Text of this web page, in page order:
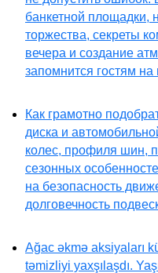
банкетной площадки,
торжества, секреты
вечера и создание
запомнится гостям на
Как грамотно
диска и
колес, профиля шин,
сезонных
на безопасность
долговечность
Ağac əkmə aksiyaları
təmizliyi yaxşılaşdı.